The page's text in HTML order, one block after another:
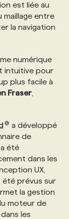
est liée au
maillage entre
la navigation
numérique
intuitive pour
plus facile à
Fraser
a développé
de
été
dans les
UX,
été prévus sur
la gestion
moteur de
les